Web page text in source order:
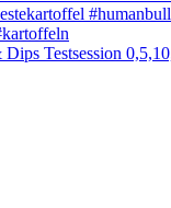
Testsession